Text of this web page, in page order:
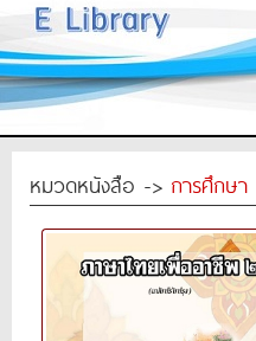
หมวดหนังสือ -> การศึกษา